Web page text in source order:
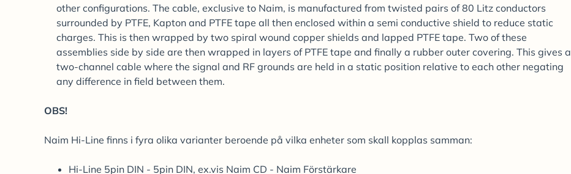
other configurations. The cable, exclusive to Naim, is manufactured from twisted pairs of 80 Litz conductors
surrounded by PTFE, Kapton and PTFE tape all then enclosed within a semi conductive shield to reduce static
charges. This is then wrapped by two spiral wound copper shields and lapped PTFE tape. Two of these
assemblies side by side are then wrapped in layers of PTFE tape and finally a rubber outer covering. This gives a
two-channel cable where the signal and RF grounds are held in a static position relative to each other negating
any difference in field between them.
OBS!
Naim Hi-Line finns i fyra olika varianter beroende på vilka enheter som skall kopplas samman:
Hi-Line 5pin DIN - 5pin DIN, ex.vis Naim CD - Naim Förstärkare